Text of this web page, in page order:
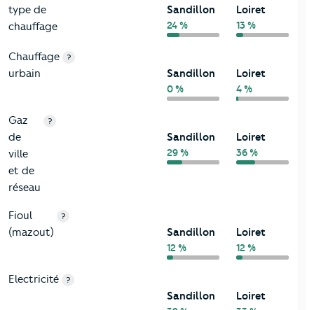
type de
chauffage
Sandillon
24 %
Loiret
13 %
Chauffage
urbain
?
Sandillon
0 %
Loiret
4 %
Gaz
de
ville
et de
réseau
?
Sandillon
29 %
Loiret
36 %
Fioul
(mazout)
?
Sandillon
12 %
Loiret
12 %
Electricité ?
Sandillon Loiret